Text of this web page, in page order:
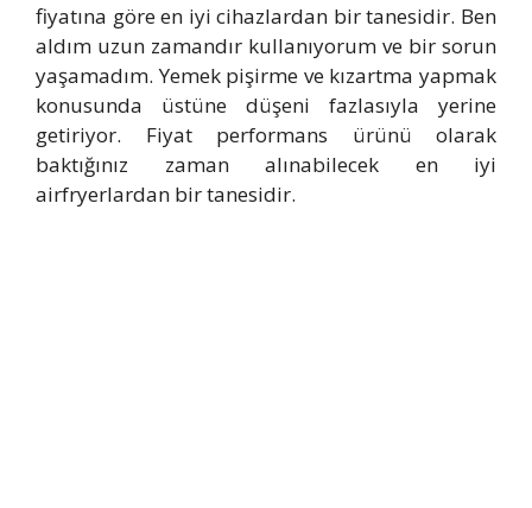
fiyatına göre en iyi cihazlardan bir tanesidir. Ben
aldım uzun zamandır kullanıyorum ve bir sorun
yaşamadım. Yemek pişirme ve kızartma yapmak
konusunda üstüne düşeni fazlasıyla yerine
getiriyor. Fiyat performans ürünü olarak
baktığınız zaman alınabilecek en iyi
airfryerlardan bir tanesidir.